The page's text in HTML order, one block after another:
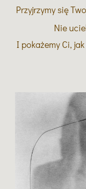
Przyjrzymy się
Nie
I pokażemy Ci,